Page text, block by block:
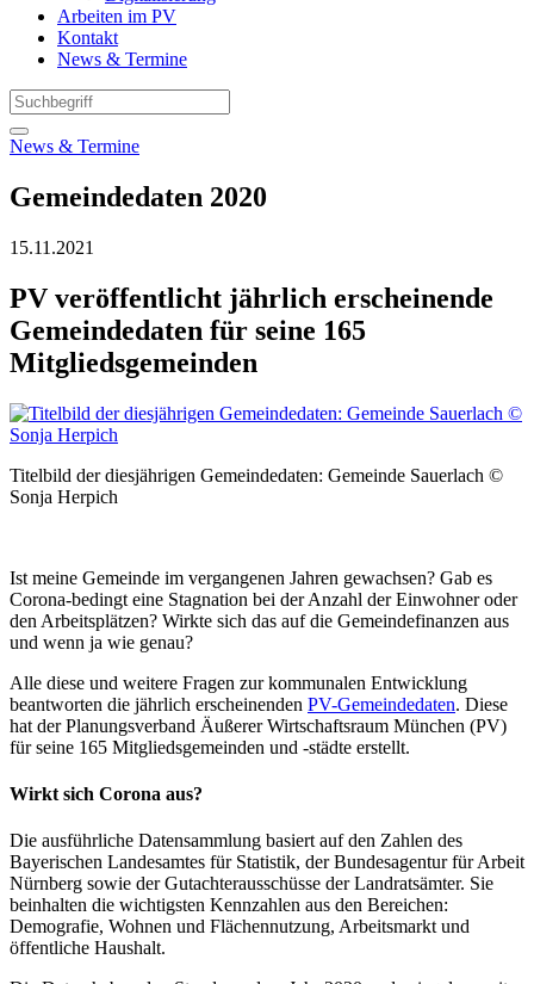
Arbeiten im PV
Kontakt
News & Termine
News & Termine
Gemeindedaten 2020
15.11.2021
PV veröffentlicht jährlich erscheinende
Gemeindedaten für seine 165
Mitgliedsgemeinden
Titelbild der diesjährigen Gemeindedaten: Gemeinde Sauerlach ©
Sonja Herpich
Ist meine Gemeinde im vergangenen Jahren gewachsen? Gab es
Corona-bedingt eine Stagnation bei der Anzahl der Einwohner oder
den Arbeitsplätzen? Wirkte sich das auf die Gemeindefinanzen aus
und wenn ja wie genau?
Alle diese und weitere Fragen zur kommunalen Entwicklung
beantworten die jährlich erscheinenden PV-Gemeindedaten. Diese
hat der Planungsverband Äußerer Wirtschaftsraum München (PV)
für seine 165 Mitgliedsgemeinden und -städte erstellt.
Wirkt sich Corona aus?
Die ausführliche Datensammlung basiert auf den Zahlen des
Bayerischen Landesamtes für Statistik, der Bundesagentur für Arbeit
Nürnberg sowie der Gutachterausschüsse der Landratsämter. Sie
beinhalten die wichtigsten Kennzahlen aus den Bereichen:
Demografie, Wohnen und Flächennutzung, Arbeitsmarkt und
öffentliche Haushalt.